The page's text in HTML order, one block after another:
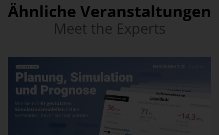
Ähnliche Veranstaltungen
Meet the Experts